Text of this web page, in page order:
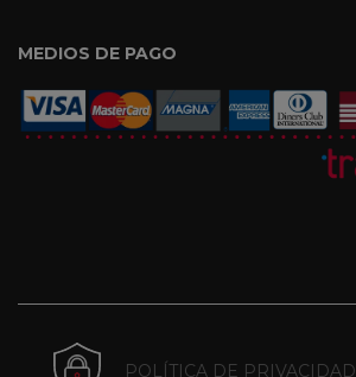
MEDIOS DE PAGO
POLÍTICA DE PRIVACIDAD